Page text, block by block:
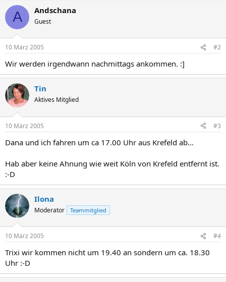
A Andschana
Guest
10 März 2005 #2
Wir werden irgendwann nachmittags ankommen. :]
Tin
Aktives Mitglied
10 März 2005 #3
Dana und ich fahren um ca 17.00 Uhr aus Krefeld ab...
Hab aber keine Ahnung wie weit Köln von Krefeld entfernt ist.
:-D
Ilona
Moderator Teammitglied
10 März 2005 #4
Trixi wir kommen nicht um 19.40 an sondern um ca. 18.30
Uhr :-D